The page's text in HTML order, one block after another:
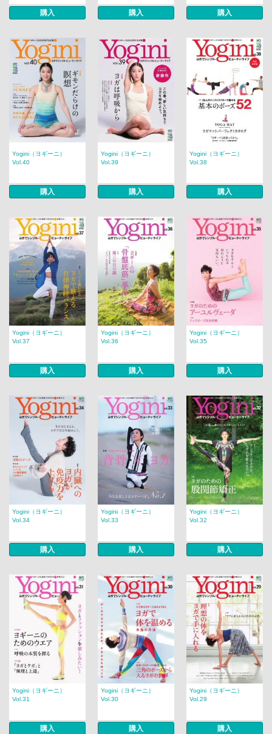
購入 購入 購入
Yogini（ヨギーニ）
Vol.40
購入
Yogini（ヨギーニ）
Vol.39
購入
Yogini（ヨギーニ）
Vol.38
購入
Yogini（ヨギーニ）
Vol.37
購入
Yogini（ヨギーニ）
Vol.36
購入
Yogini（ヨギーニ）
Vol.35
購入
Yogini（ヨギーニ）
Vol.34
購入
Yogini（ヨギーニ）
Vol.33
購入
Yogini（ヨギーニ）
Vol.32
購入
Yogini（ヨギーニ）
Vol.31
購入
Yogini（ヨギーニ）
Vol.30
購入
Yogini（ヨギーニ）
Vol.29
購入